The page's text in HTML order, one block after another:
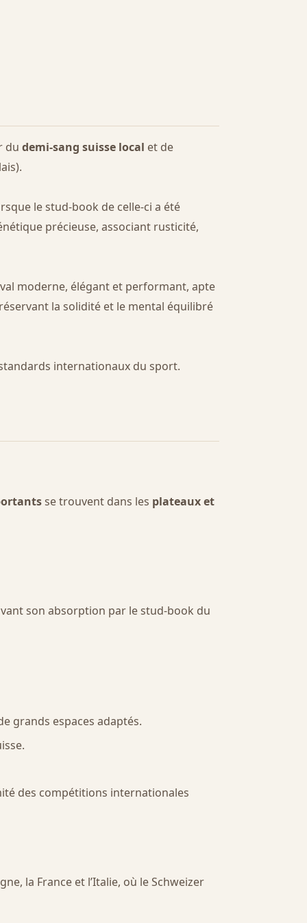
du demi-sang suisse local et de
le stud-book de celle-ci a été
précieuse, associant rusticité,
moderne, élégant et performant, apte
la solidité et le mental équilibré
internationaux du sport.
se trouvent dans les plateaux et
son absorption par le stud-book du
grands espaces adaptés.
des compétitions internationales
la France et l’Italie, où le Schweizer